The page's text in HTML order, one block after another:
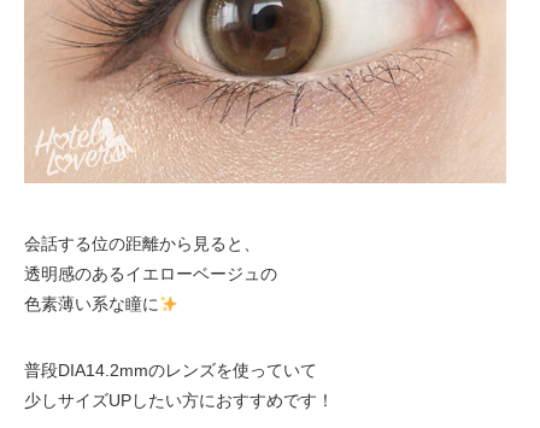
会話する位の距離から見ると、
透明感のあるイエローベージュの
色素薄い系な瞳に
普段DIA14.2mmのレンズを使っていて
少しサイズUPしたい方におすすめです！